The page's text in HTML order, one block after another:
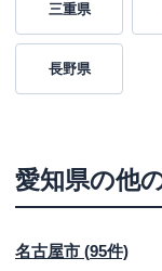
三重県
長野県
愛知県の他
名古屋市 (95件)